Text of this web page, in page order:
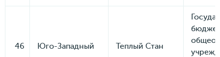
46 Юго-Западный Теплый Стан